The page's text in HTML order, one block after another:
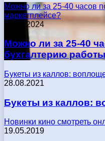
Можно ли за 25-40 часов
маркетплейсе?
17.05.2024
Можно ли за 25-40
бухгалтерию
Букеты из каллов:
28.08.2021
Букеты из каллов:
Новинки кино смотреть
19.05.2019